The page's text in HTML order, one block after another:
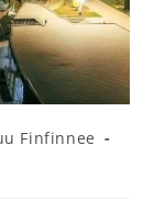
Finfinnee